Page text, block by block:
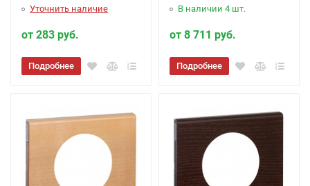
Уточнить наличие
от 283 руб.
Подробнее
В наличии 4 шт.
от 8 711 руб.
Подробнее